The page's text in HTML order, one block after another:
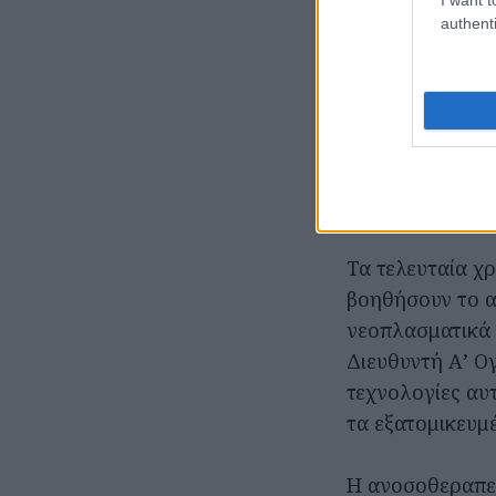
ακόμη σαφής
Η τεχνολογία
Τα τελευταία
βοηθήσουν το
Διευθυντή Α’
τεχνολογίες
τα
Η